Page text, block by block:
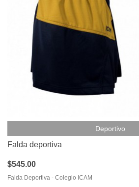
Deportivo
Falda deportiva
$545.00
Falda Deportiva - Colegio ICAM